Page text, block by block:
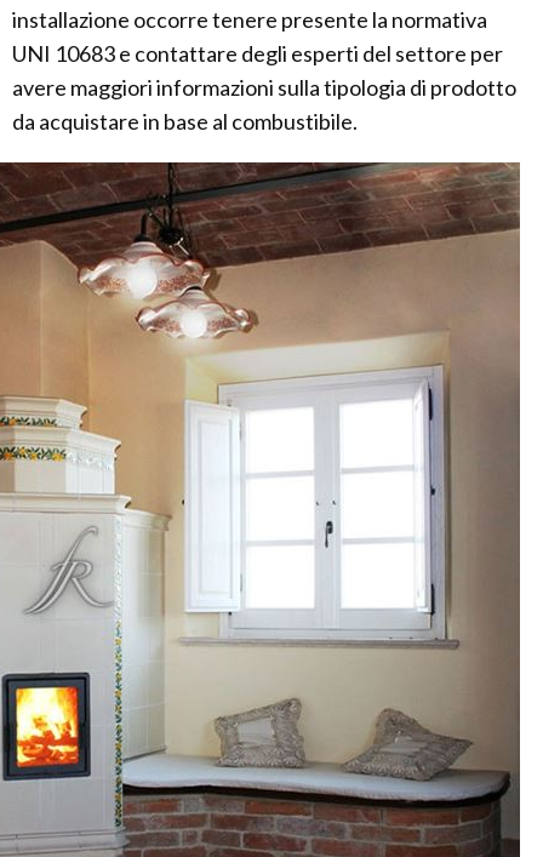
installazione occorre tenere presente la normativa
UNI 10683 e contattare degli esperti del settore per
avere maggiori informazioni sulla tipologia di prodotto
da acquistare in base al combustibile.